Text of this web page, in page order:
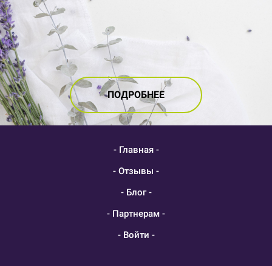
ПОДРОБНЕЕ
- Главная -
- Отзывы -
- Блог -
- Партнерам -
- Войти -